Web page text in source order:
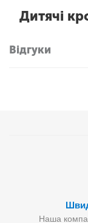
Дитячі
Відгуки
Наша